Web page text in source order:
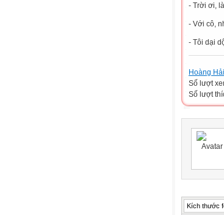
- Trời ơi,
- Với cô,
- Tôi dại
Hoàng
Số lượt
Số lượt
Kích thước